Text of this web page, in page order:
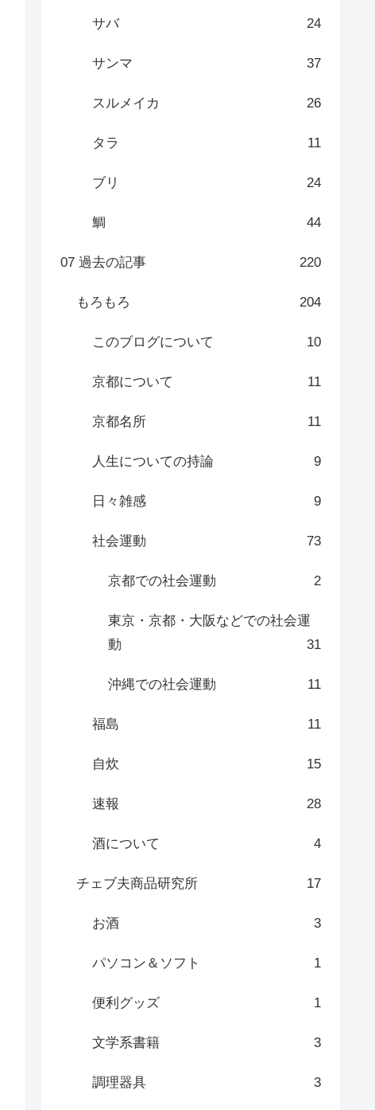
サバ 24
サンマ 37
スルメイカ 26
タラ 11
ブリ 24
鯛 44
07 過去の記事 220
もろもろ 204
このブログについて 10
京都について 11
京都名所 11
人生についての持論 9
日々雑感 9
社会運動 73
京都での社会運動 2
東京・京都・大阪などでの社会運
動
31
沖縄での社会運動 11
福島 11
自炊 15
速報 28
酒について 4
チェブ夫商品研究所 17
お酒 3
パソコン＆ソフト 1
便利グッズ 1
文学系書籍 3
調理器具 3